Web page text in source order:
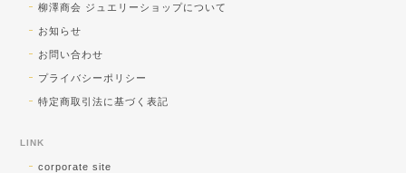
放出品ですが、楽しく使っていただけそう
れてくださいませ♪
柳澤商会 ジュエリーショップについて
お知らせ
お問い合わせ
プライバシーポリシー
特定商取引法に基づく表記
LINK
corporate site